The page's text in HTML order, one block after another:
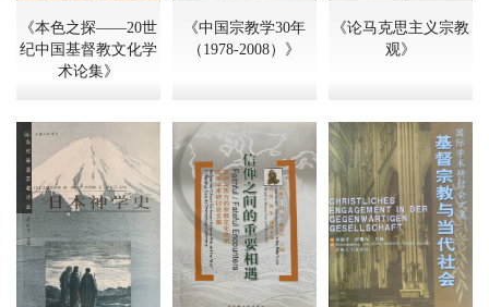
《本色之探——20世
纪中国基督教文化学
术论集》
《中国宗教学30年
（1978-2008）》
《论马克思主义宗教
观》